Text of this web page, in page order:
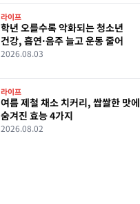
라이프
학년 오를수록 악화되는 청소년
건강, 흡연·음주 늘고 운동 줄어
2026.08.03
라이프
여름 제철 채소 치커리, 쌉쌀한 맛에
숨겨진 효능 4가지
2026.08.02